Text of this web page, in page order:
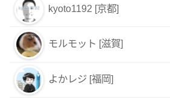
kyoto1192 [京都]
モルモット [滋賀]
よかレジ [福岡]